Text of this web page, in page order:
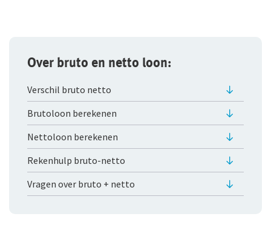
Anw-pensioen
Nabestaandenverzekering Collectief
Ongevallenverzekering Collectief
WGA-eigenrisicoverzekering
Voor jou als ondernemer
Arbeidsongeschiktheidsverzekering
Vacatures
Stages en afstuderen
Arbeidsvoorwaarden
Sollicitatieprocedure
Privacyverklaring sollicitanten
Over bruto en netto loon:
Verschil bruto netto
Brutoloon berekenen
Nettoloon berekenen
Rekenhulp bruto-netto
Vragen over bruto + netto